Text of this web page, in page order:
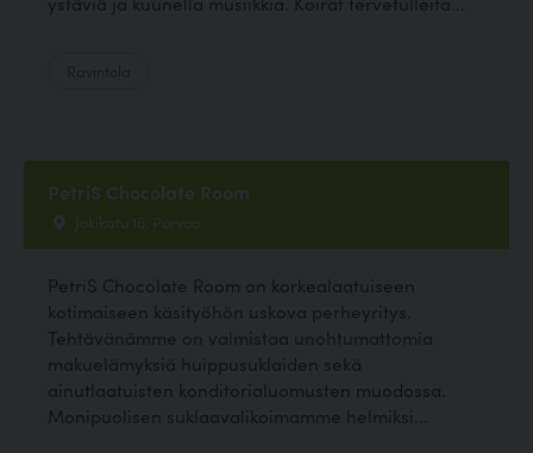
PetriS Chocolate Room
Jokikatu 16, Porvoo
PetriS Chocolate Room on korkealaatuiseen
kotimaiseen käsityöhön uskova perheyritys.
Tehtävänämme on valmistaa unohtumattomia
makuelämyksiä huippusuklaiden sekä
ainutlaatuisten konditorialuomusten muodossa.
Monipuolisen suklaavalikoimamme helmiksi...